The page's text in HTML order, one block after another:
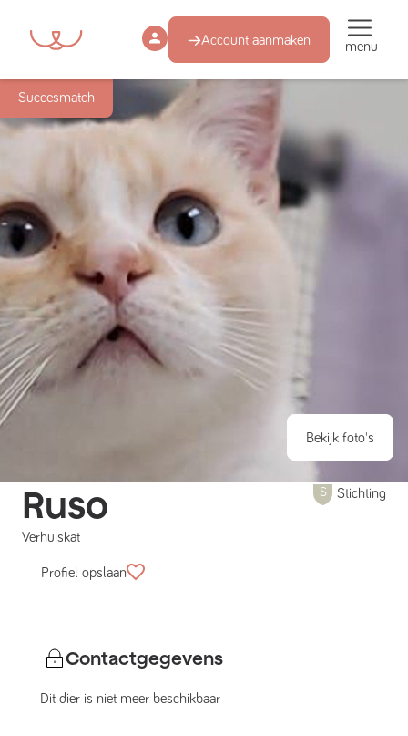
Account aanmaken menu
Succesmatch
Bekijk foto's
Ruso
Verhuiskat
Stichting
Profiel opslaan
Contactgegevens
Dit dier is niet meer beschikbaar